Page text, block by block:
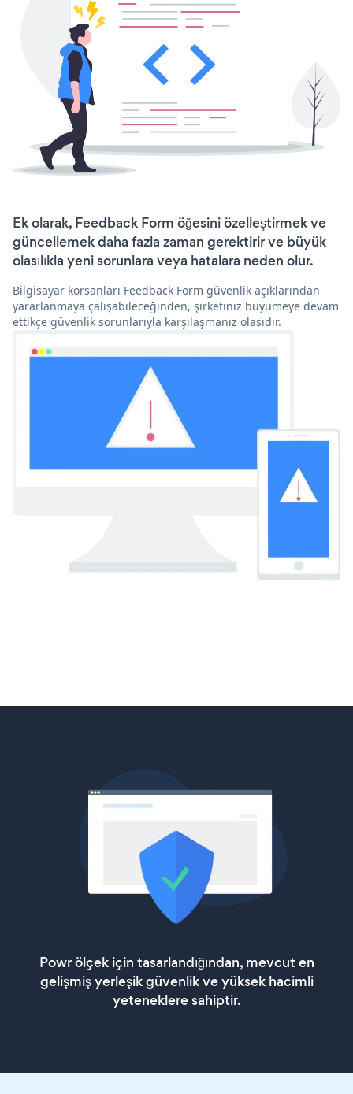
Ek olarak, Feedback Form öğesini özelleştirmek ve
güncellemek daha fazla zaman gerektirir ve büyük
olasılıkla yeni sorunlara veya hatalara neden olur.
Bilgisayar korsanları Feedback Form güvenlik açıklarından
yararlanmaya çalışabileceğinden, şirketiniz büyümeye devam
ettikçe güvenlik sorunlarıyla karşılaşmanız olasıdır.
Powr ölçek için tasarlandığından, mevcut en
gelişmiş yerleşik güvenlik ve yüksek hacimli
yeteneklere sahiptir.